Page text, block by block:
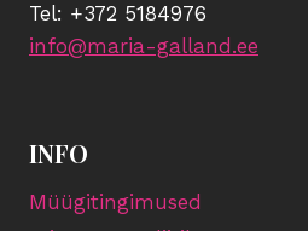
Tel: +372 5184976
info@maria-galland.ee
INFO
Müügitingimused